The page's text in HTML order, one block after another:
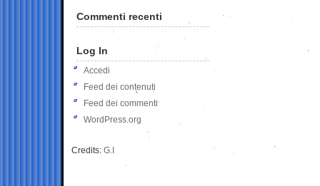
Commenti recenti
Log In
Accedi
Feed dei contenuti
Feed dei commenti
WordPress.org
Credits: G.I